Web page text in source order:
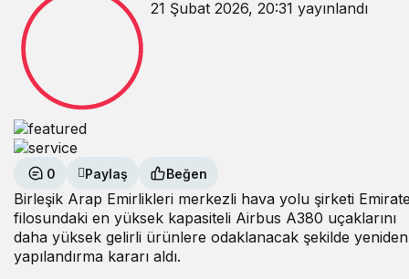
21 Şubat 2026, 20:31 yayınlandı
0 Paylaş Beğen
Birleşik Arap Emirlikleri merkezli hava yolu şirketi
filosundaki en yüksek kapasiteli Airbus A380 uçaklarını
daha yüksek gelirli ürünlere odaklanacak şekilde yeniden
yapılandırma kararı aldı.